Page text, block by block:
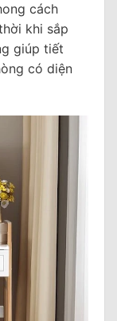
cách
khi sắp
giúp tiết
có diện